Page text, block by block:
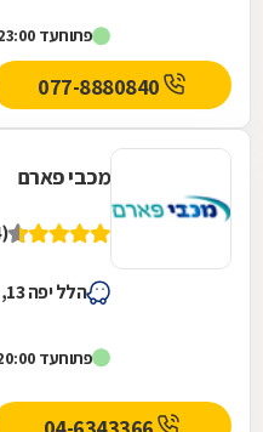
פתוחעד 23:00
מכבי פארם
(4.4)
הלל יפה 13, חדרה
פתוחעד 20:00